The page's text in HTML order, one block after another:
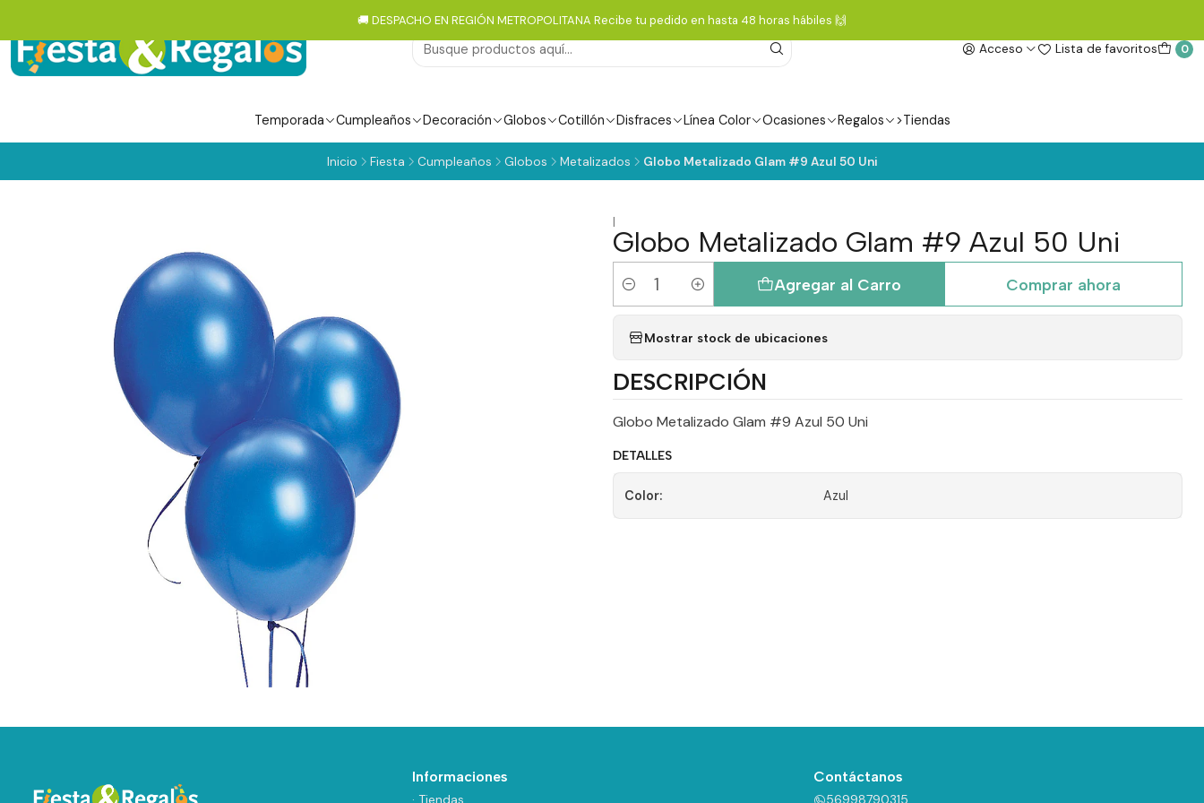
Acceso Lista de favoritos 0
Temporada Cumpleaños Decoración Globos Cotillón Disfraces Línea Color Ocasiones Regalos >Tiendas
🚚 DESPACHO EN REGIÓN METROPOLITANA Recibe tu pedido en hasta 48 horas hábiles 🙌
Inicio Fiesta Cumpleaños Globos Metalizados Globo Metalizado Glam #9 Azul 50 Uni
|
Globo Metalizado Glam #9 Azul 50 Uni
Cantidad
Agregar al Carro Comprar ahora
Mostrar stock de ubicaciones
DESCRIPCIÓN
Globo Metalizado Glam #9 Azul 50 Uni
DETALLES
Color: Azul
Informaciones
· Tiendas
Contáctanos
56998790315